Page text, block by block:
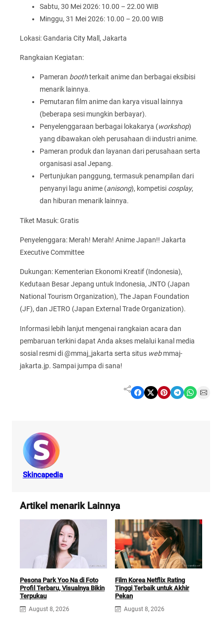
Sabtu, 30 Mei 2026: 10.00 – 22.00 WIB
Minggu, 31 Mei 2026: 10.00 – 20.00 WIB
Lokasi: Gandaria City Mall, Jakarta
Rangkaian Kegiatan:
Pameran boothterkait anime dan berbagai eksibisi
menarik lainnya.
Pemutaran film anime dan karya visual lainnya
(beberapa sesi mungkin berbayar).
Penyelenggaraan berbagai lokakarya (workshop)
yang dibawakan oleh perusahaan di industri anime.
Pameran produk dan layanan dari perusahaan serta
organisasi asal Jepang.
Pertunjukan panggung, termasuk penampilan dari
penyanyi lagu anime (anisong), kompetisi cosplay,
dan hiburan menarik lainnya.
Tiket Masuk: Gratis
Penyelenggara: Merah! Merah! Anime Japan!! Jakarta
Executive Committee
Dukungan: Kementerian Ekonomi Kreatif (Indonesia),
Kedutaan Besar Jepang untuk Indonesia, JNTO (Japan
National Tourism Organization), The Japan Foundation
(JF), dan JETRO (Japan External Trade Organization).
Informasi lebih lanjut mengenai rangkaian acara dan
pembaruan terkini dapat Anda akses melalui kanal media
sosial resmi di @mmaj_jakarta serta situs webmmaj-
jakarta.jp. Sampai jumpa di sana!
Share on Facebook Share on X Share on Pinterest Share on Telegram Share on WhatsApp Share on Email
Skincapedia
Artikel menarik Lainnya
Pesona Park Yoo Na di Foto
Profil Terbaru, Visualnya Bikin
Terpukau
August 8, 2026
Film Korea Netflix Rating
Tinggi Terbaik untuk Akhir
Pekan
August 8, 2026